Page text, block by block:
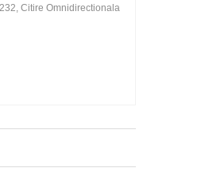
Citire Omnidirectionala